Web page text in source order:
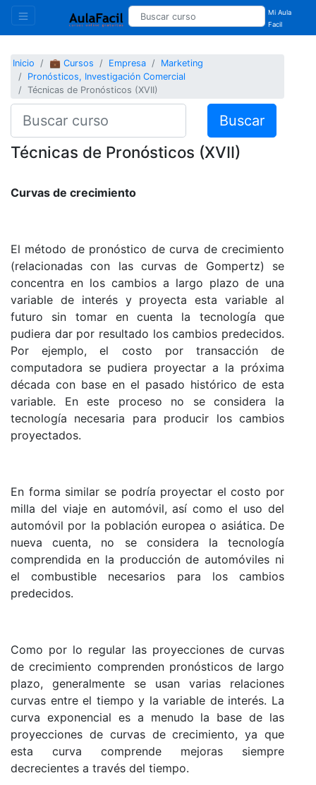
Mi Aula
Facil
Inicio 💼 Cursos Empresa
Marketing
Pronósticos, Investigación Comercial
Técnicas de Pronósticos (XVII)
Buscar
Técnicas de Pronósticos (XVII)
Curvas de crecimiento
El método de pronóstico de curva de crecimiento
(relacionadas con las curvas de Gompertz) se
concentra en los cambios a largo plazo de una
variable de interés y proyecta esta variable al
futuro sin tomar en cuenta la tecnología que
pudiera dar por resultado los cambios predecidos.
Por ejemplo, el costo por transacción de
computadora se pudiera proyectar a la próxima
década con base en el pasado histórico de esta
variable. En este proceso no se considera la
tecnología necesaria para producir los cambios
proyectados.
En forma similar se podría proyectar el costo por
milla del viaje en automóvil, así como el uso del
automóvil por la población europea o asiática. De
nueva cuenta, no se considera la tecnología
comprendida en la producción de automóviles ni
el combustible necesarios para los cambios
predecidos.
Como por lo regular las proyecciones de curvas
de crecimiento comprenden pronósticos de largo
plazo, generalmente se usan varias relaciones
curvas entre el tiempo y la variable de interés. La
curva exponencial es a menudo la base de las
proyecciones de curvas de crecimiento, ya que
esta curva comprende mejoras siempre
decrecientes a través del tiempo.